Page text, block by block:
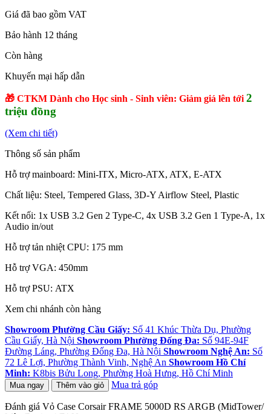
Giá đã bao gồm VAT
Bảo hành 12 tháng
Còn hàng
Khuyến mại hấp dẫn
🎁 CTKM Dành cho Học sinh - Sinh viên: Giảm giá lên tới 2
triệu đồng
(Xem chi tiết)
Thông số sản phẩm
Hỗ trợ mainboard: Mini-ITX, Micro-ATX, ATX, E-ATX
Chất liệu: Steel, Tempered Glass, 3D-Y Airflow Steel, Plastic
Kết nối: 1x USB 3.2 Gen 2 Type-C, 4x USB 3.2 Gen 1 Type-A, 1x
Audio in/out
Hỗ trợ tản nhiệt CPU: 175 mm
Hỗ trợ VGA: 450mm
Hỗ trợ PSU: ATX
Xem chi nhánh còn hàng
Showroom Phường Cầu Giấy: Số 41 Khúc Thừa Dụ, Phường
Cầu Giấy, Hà Nội Showroom Phường Đống Đa: Số 94E-94F
Đường Láng, Phường Đống Đa, Hà Nội Showroom Nghệ An: Số
72 Lê Lợi, Phường Thành Vinh, Nghệ An Showroom Hồ Chí
Minh: K8bis Bửu Long, Phường Hoà Hưng, Hồ Chí Minh
Mua ngay Thêm vào giỏ Mua trả góp
Đánh giá Vỏ Case Corsair FRAME 5000D RS ARGB (MidTower/